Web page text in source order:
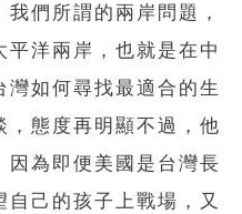
們所謂的兩岸問題，
洋兩岸，也就是在中
如何尋找最適合的生
，態度再明顯不過，他
因為即便美國是台灣長
己的孩子上戰場，又